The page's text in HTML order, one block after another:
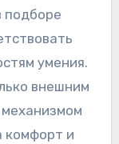
умения.
внешним
комфорт и